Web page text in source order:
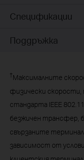
Спецификации
Поддръжка
†Максималните
физически
стандарта IEEE
безжичен трансфер,
свързаните
зависимост от